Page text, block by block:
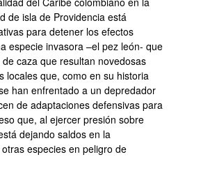
de isla de Providencia está
para detener los efectos
especie invasora –el pez león- que
caza que resultan novedosas
locales que, como en su historia
han enfrentado a un depredador
de adaptaciones defensivas para
que, al ejercer presión sobre
dejando saldos en la
especies en peligro de